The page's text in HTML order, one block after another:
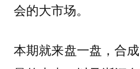
会的大市场。
本期就来盘一盘，合